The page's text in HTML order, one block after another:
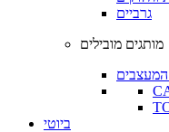
גרביים
מותגים מובילים
ביוטי